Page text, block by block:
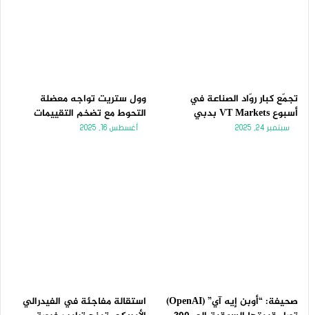
تجمّع كبار روّاد الصناعة في
أسبوع VT Markets بدبي
سبتمبر 24, 2025
وول ستريت تواجه معضلة
التحوط مع تضخم التقييمات
أغسطس 16, 2025
صحيفة: “أوبن إيه آي” (OpenAI)
استقالة مفاجئة في الفيدرالي